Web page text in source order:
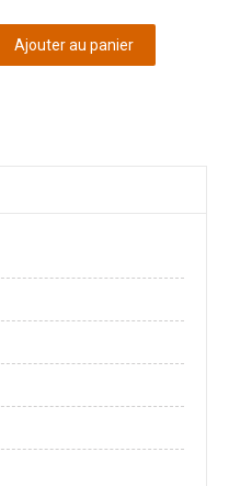
Ajouter au panier